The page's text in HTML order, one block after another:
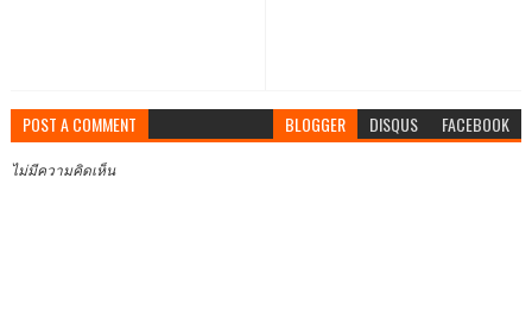
POST A COMMENT BLOGGER DISQUS FACEBOOK
ไม่มีความคิดเห็น